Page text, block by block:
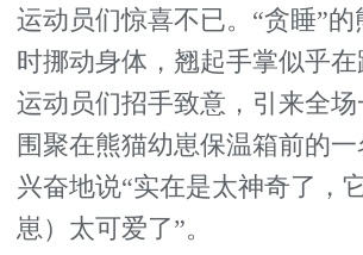
运动员们惊喜不已。“贪睡”
时挪动身体，翘起手掌似乎
运动员们招手致意，引来全场
围聚在熊猫幼崽保温箱前的
兴奋地说“实在是太神奇了，
崽）太可爱了”。